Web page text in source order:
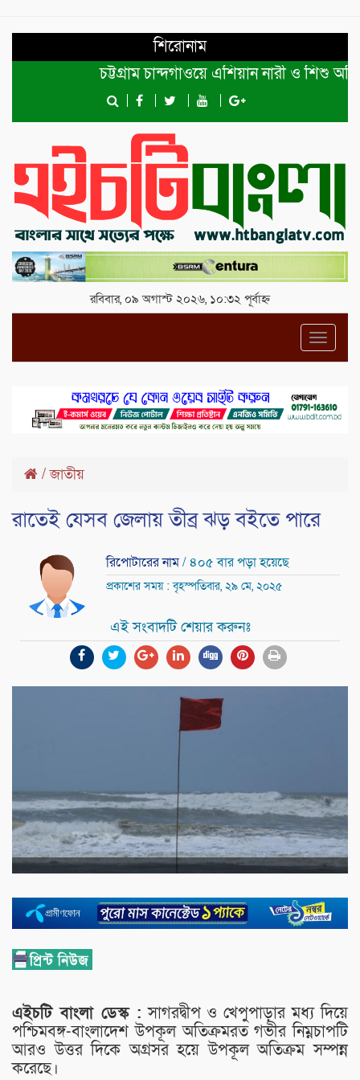
শিরোনাম
চট্টগ্রাম চান্দগাঁওয়ে এশিয়ান নারী ও শিশু
রবিবার, ০৯ অগাস্ট ২০২৬, ১০:৩২ পূর্বাহ্ন
/জাতীয়
রাতেই যেসব জেলায় তীব্র ঝড় বইতে পারে
রিপোটারের নাম/ ৪০৫ বার পড়া হয়েছে
প্রকাশের সময় : বৃহস্পতিবার, ২৯ মে, ২০২৫
এই সংবাদটি শেয়ার করুনঃ
এইচটি বাংলা ডেস্ক : সাগরদ্বীপ ও খেপুপাড়ার মধ্য দিয়ে
পশ্চিমবঙ্গ-বাংলাদেশ উপকূল অতিক্রমরত গভীর নিম্নচাপটি
আরও উত্তর দিকে অগ্রসর হয়ে উপকূল অতিক্রম সম্পন্ন
করেছে।